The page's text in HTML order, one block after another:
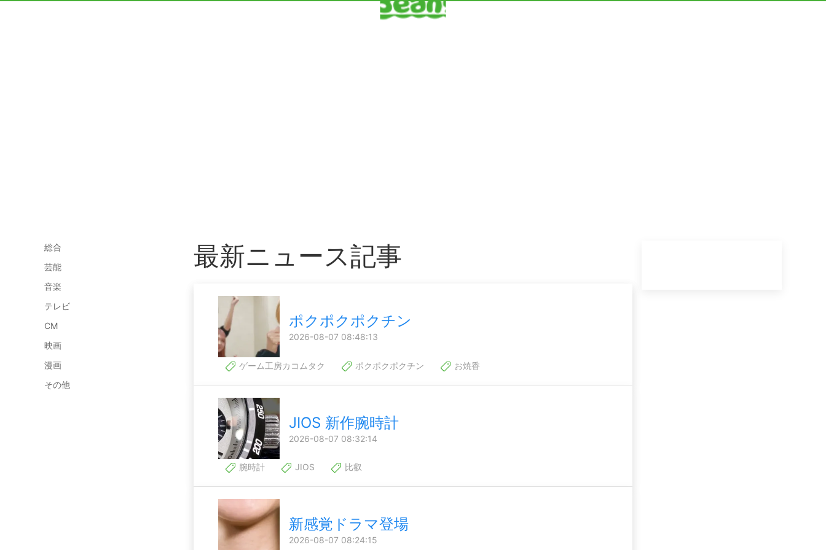
総合
芸能
音楽
テレビ
CM
映画
漫画
その他
最新ニュース記事
ポクポクポクチン
2026-08-07 08:48:13
ゲーム工房カコムタク ポクポクポクチン お焼香
JIOS 新作腕時計
2026-08-07 08:32:14
腕時計 JIOS 比叡
新感覚ドラマ登場
2026-08-07 08:24:15